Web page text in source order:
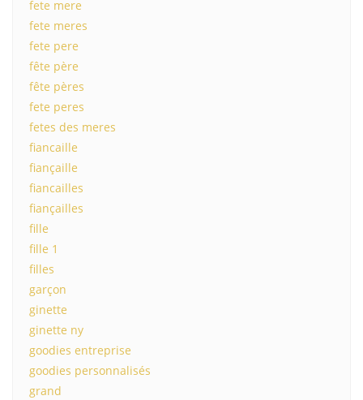
fete mere
fete meres
fete pere
fête père
fête pères
fete peres
fetes des meres
fiancaille
fiançaille
fiancailles
fiançailles
fille
fille 1
filles
garçon
ginette
ginette ny
goodies entreprise
goodies personnalisés
grand